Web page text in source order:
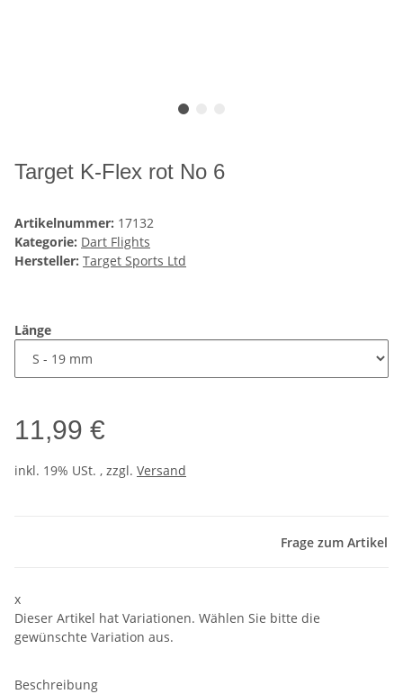
Target K-Flex rot No 6
Artikelnummer: 17132
Kategorie: Dart Flights
Hersteller: Target Sports Ltd
Länge
11,99 €
inkl. 19% USt. , zzgl. Versand
Frage zum Artikel
x
Dieser Artikel hat Variationen. Wählen Sie bitte die
gewünschte Variation aus.
Beschreibung